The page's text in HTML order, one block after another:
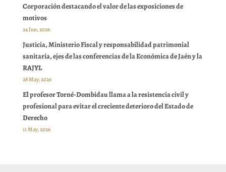
Corporación destacando el valor de las exposiciones de
motivos
24 Jun, 2026
Justicia, Ministerio Fiscal y responsabilidad patrimonial
sanitaria, ejes de las conferencias de la Económica de Jaén y la
RAJYL
28 May, 2026
El profesor Torné-Dombidau llama a la resistencia civil y
profesional para evitar el creciente deterioro del Estado de
Derecho
11 May, 2026